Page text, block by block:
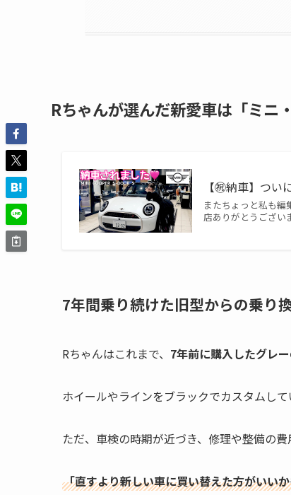
Rちゃんが選んだ新愛車は「ミニ
【㊗️納車】つ
またちょっと私も編
店ありがとうござ
7年間乗り続けた旧型からの乗り
Rちゃんはこれまで、 7年前に購入したグレ
ホイールやラインをブラックでカスタムし
ただ、車検の時期が近づき、修理や整備の費
「直すより新しい車に買い替えた方がいい